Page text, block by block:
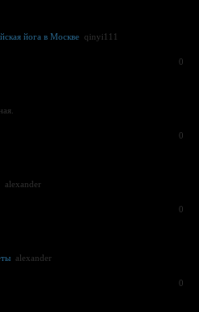
йога в Москве qinyi111
0
0
alexander
0
alexander
0